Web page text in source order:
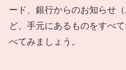
ード、銀行からのお知らせ
ど、手元にあるものをすべ
べてみましょう。